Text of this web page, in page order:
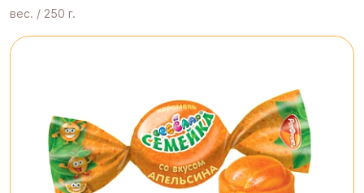
вес. / 250 г.